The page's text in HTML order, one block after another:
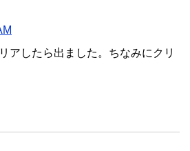
アしたら出ました。ちなみにクリ